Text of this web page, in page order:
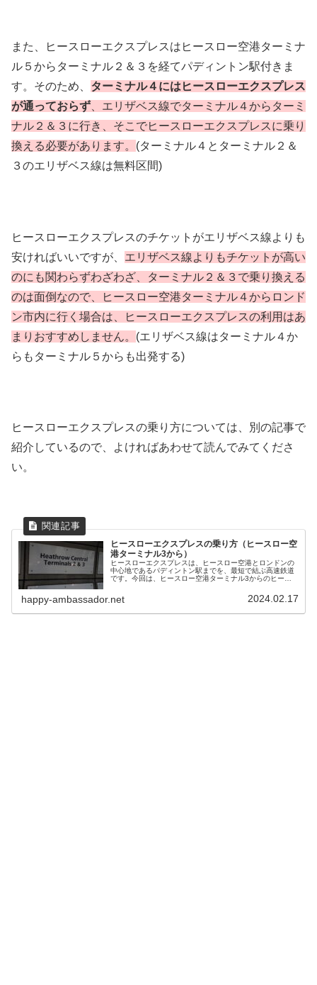
また、ヒースローエクスプレスはヒースロー空港ターミナ
ル５からターミナル２＆３を経てパディントン駅付きま
す。そのため、 ターミナル４にはヒースローエクスプレス
が通っておらず 、エリザベス線でターミナル４からターミ
ナル２＆３に行き、そこでヒースローエクスプレスに乗り
換える必要があります。 (ターミナル４とターミナル２＆
３のエリザベス線は無料区間)
ヒースローエクスプレスのチケットがエリザベス線よりも
安ければいいですが、 エリザベス線よりもチケットが高い
のにも関わらずわざわざ、ターミナル２＆３で乗り換える
のは面倒なので、ヒースロー空港ターミナル４からロンド
ン市内に行く場合は、ヒースローエクスプレスの利用はあ
まりおすすめしません。 (エリザベス線はターミナル４か
らもターミナル５からも出発する)
ヒースローエクスプレスの乗り方については、別の記事で
紹介しているので、よければあわせて読んでみてくださ
い。
ヒースローエクスプレスの乗り方（ヒースロー空
港ターミナル3から）
ヒースローエクスプレスは、ヒースロー空港とロンドンの
中心地であるパディントン駅までを、最短で結ぶ高速鉄道
です。今回は、ヒースロー空港ターミナル3からのヒース
happy-ambassador.net 2024.02.17